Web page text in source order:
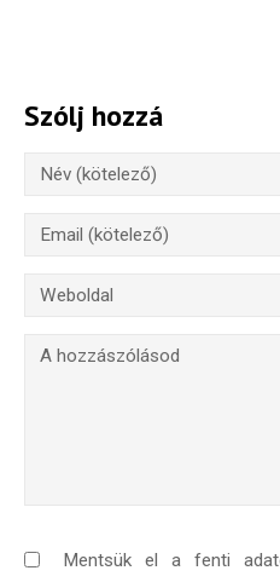
Szólj hozzá
Mentsük el a fenti